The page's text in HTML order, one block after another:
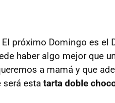
próximo Domingo es el
haber algo mejor que
a mamá y que
será esta tarta doble